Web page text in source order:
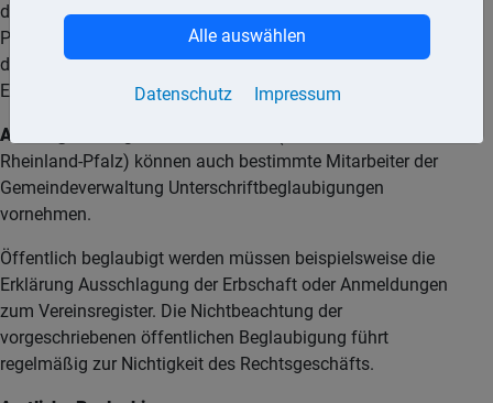
dem Erklärenden um die im Beglaubigungsvermerk genannte
Person handelt. Die Beglaubigung bezieht sich also nur auf
die Echtheit der Unterschrift, nicht dagegen auf den Inhalt der
Erklärung.
Achtung:
Rheinland-Pfalz) können auch bestimmte Mitarbeiter der
Gemeindeverwaltung Unterschriftbeglaubigungen
vornehmen.
Öffentlich beglaubigt werden müssen beispielsweise die
Erklärung Ausschlagung der Erbschaft oder Anmeldungen
zum Vereinsregister. Die Nichtbeachtung der
vorgeschriebenen öffentlichen Beglaubigung führt
regelmäßig zur Nichtigkeit des Rechtsgeschäfts.
Datenschutz Impressum
Alle auswählen